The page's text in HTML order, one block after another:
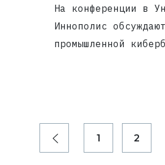
На конференции в
Иннополис
промышленной
1 2